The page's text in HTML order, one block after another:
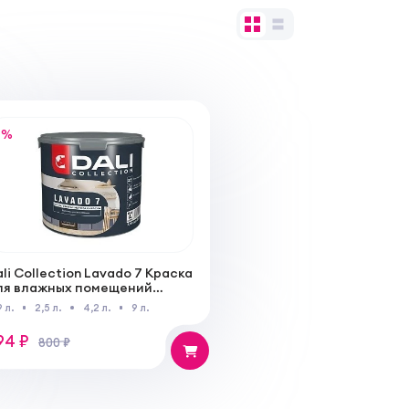
%
Collection Lavado 7 Краска
влажных помещений
л. 2,5 л. 4,2 л. 9 л.
₽ 800 ₽